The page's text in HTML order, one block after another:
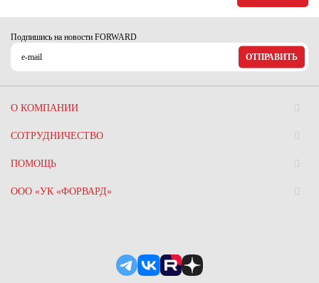
Подпишись на новости FORWARD
ОТПРАВИТЬ
О КОМПАНИИ
СОТРУДНИЧЕСТВО
ПОМОЩЬ
ООО «УК «ФОРВАРД»